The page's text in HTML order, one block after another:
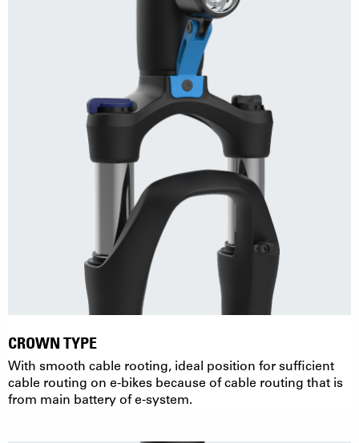
CROWN TYPE
With smooth cable rooting, ideal position for sufficient
cable routing on e-bikes because of cable routing that is
from main battery of e-system.